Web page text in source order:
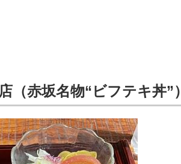
（赤坂名物“ビフテキ丼”）